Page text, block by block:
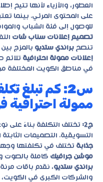
العطور، والأزياء لأنها تتيح
على المحتوى المرئي. بينما
للوصول إلى فئة الشباب
تصميم إعلانات سناب شات
تنصح براندي ستديو بالمزج
إعلانات ممولة احترافية
في مناطق الكويت المختلفة
س2: كم تبلغ
ممولة احترافية
ج2:
تختلف التكلفة بناءً على
التسويقية. التصميمات
جذابة تختلف في تكلفتها
موشن جرافيك كاملة بالصوت
براندي ستديو، نقدم باقات
والشركات الكبرى في